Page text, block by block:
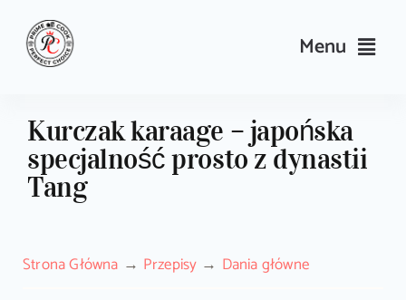
content
Menu
Kulinarne triki i porady
Search
Kurczak karaage – japońska
specjalność prosto z dynastii
Tang
Strona Główna Przepisy Dania główne